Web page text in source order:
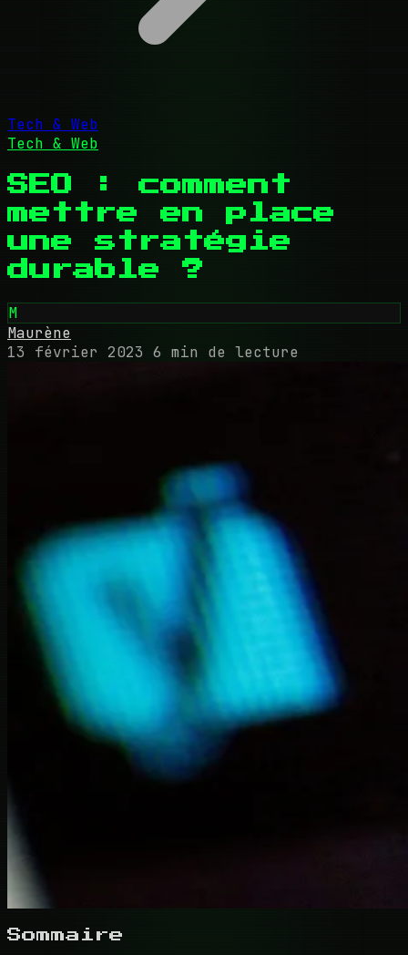
Tech & Web
Tech & Web
SEO : comment
mettre en place
une stratégie
durable ?
M
Maurène
13 février 2023 6 min de lecture
Sommaire